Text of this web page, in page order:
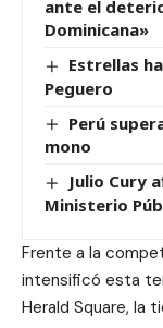
ante el
Dominicana»
Estrellas
Peguero
Perú
mono
Julio Cury
Ministerio
Frente a la
intensificó esta
Herald Square, la